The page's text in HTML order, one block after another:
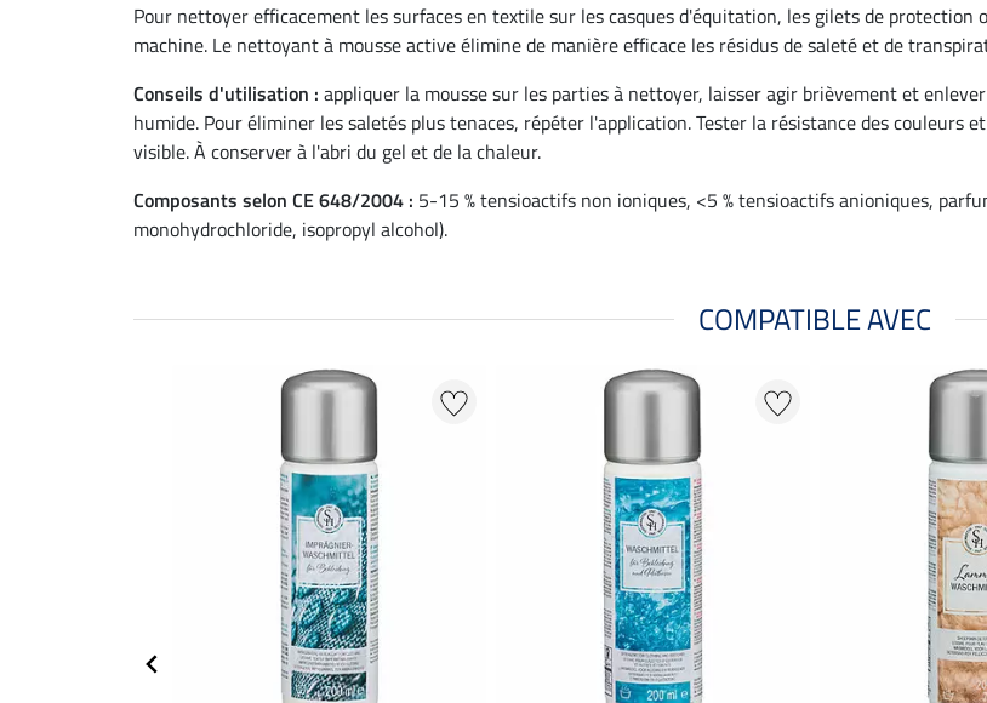
Pour nettoyer efficacement les surfaces en textile sur les casques d'équitation, les gilets de protection
machine. Le nettoyant à mousse active élimine de manière efficace les résidus de saleté et de
Conseils d'utilisation : appliquer la mousse sur les parties à nettoyer, laisser agir brièvement et
humide. Pour éliminer les saletés plus tenaces, répéter l'application. Tester la résistance des
visible. À conserver à l'abri du gel et de la chaleur.
Composants selon CE 648/2004 : 5-15 % tensioactifs non ioniques, <5 % tensioactifs anioniques,
monohydrochloride, isopropyl alcohol).
COMPATIBLE AVEC